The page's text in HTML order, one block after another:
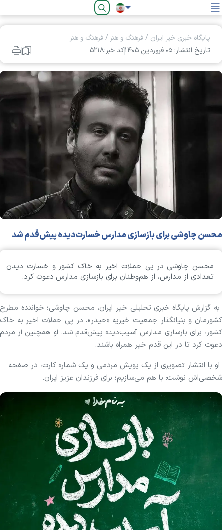
فارسی
پایگاه خبری خیر ایران /فرهنگ و هنر /فرهنگ و هنر
تاریخ انتشار: ۰۵ فروردين ۱۴۰۵
کد خبر:۵۲۱۸
محسن چاوشی برای بازسازی مدارس خسارت‌دیده پیش‌قدم شد
محسن چاوشی در پی حملات اخیر به خاک کشور و خسارت دیدن
تعدادی از مدارس، از هم‌وطنان برای بازسازی مدارس دعوت کرد.
به گزارش پایگاه خبری تحلیلی خیر ایران، محسن چاوشی؛ خواننده مطرح
کشورمان و بنیانگذار جمعیت خیریه «حیدر»، در پی حملات اخیر به خاک
کشور، برای بازسازی مدارس آسیب‌دیده پیش‌قدم شد. او همچنین از مردم
دعوت کرد تا در این قدم خیر همراه باشند.
او با انتشار تصویری از یک پویش مردمی و یک شماره کارت، در صفحه
شخصی‌اش نوشت: با هم می‌سازیم؛ برای فرزندان عزیز ایران.